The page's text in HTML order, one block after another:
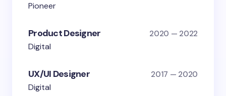
Pioneer
Product Designer 2020 — 2022
Digital
UX/UI Designer 2017 — 2020
Digital